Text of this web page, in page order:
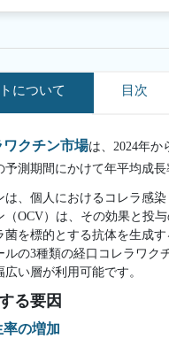
について 目次
クチン市場は、2024年か
予測期間にかけて年平均成
は、個人におけるコレラ感
（OCV）は、その効果と投
菌を標的とする抗体を生成
ルの3種類の経口コレラワク
い層が利用可能です。
る要因
率の増加